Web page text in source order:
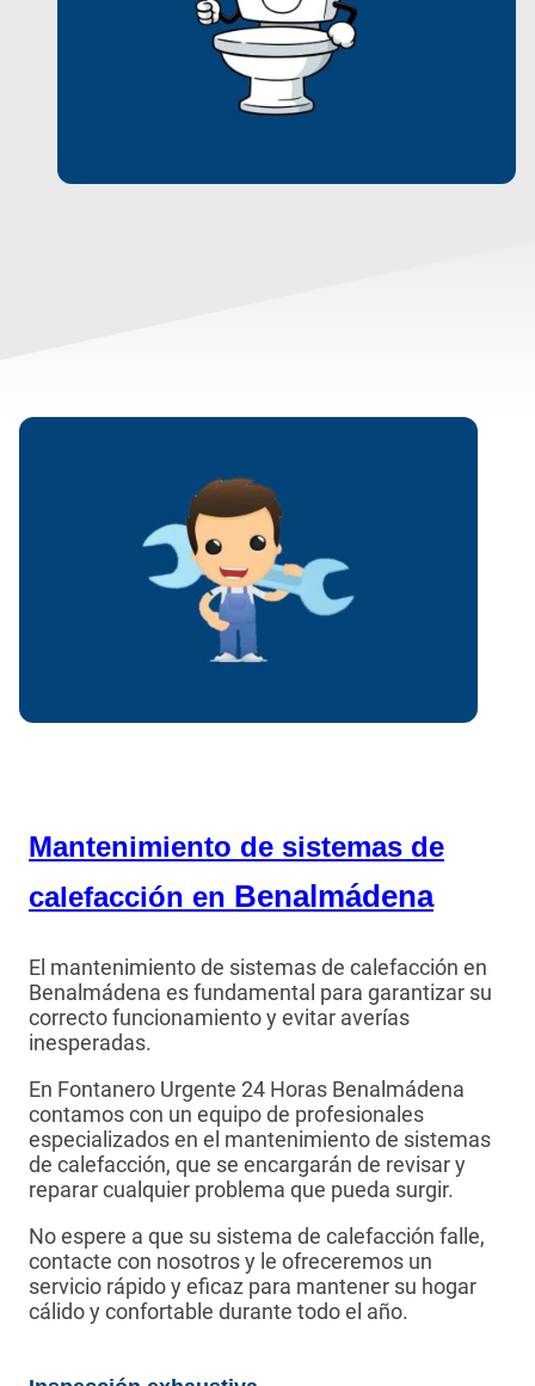
Mantenimiento de sistemas de
calefacción en Benalmádena
El mantenimiento de sistemas de calefacción en
Benalmádena es fundamental para garantizar su
correcto funcionamiento y evitar averías
inesperadas.
En Fontanero Urgente 24 Horas Benalmádena
contamos con un equipo de profesionales
especializados en el mantenimiento de sistemas
de calefacción, que se encargarán de revisar y
reparar cualquier problema que pueda surgir.
No espere a que su sistema de calefacción falle,
contacte con nosotros y le ofreceremos un
servicio rápido y eficaz para mantener su hogar
cálido y confortable durante todo el año.